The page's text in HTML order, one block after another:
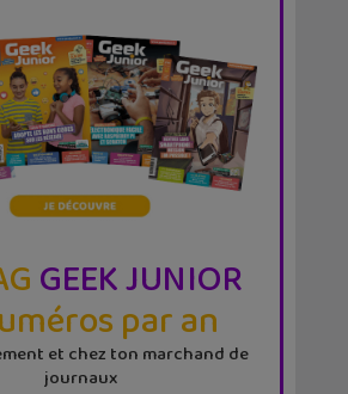
GEEK JUNIOR
par an
et chez ton marchand de
journaux